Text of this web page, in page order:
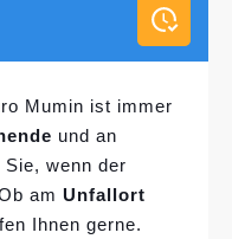
Mumin ist immer
und an
wenn der
am Unfallort
Ihnen gerne.